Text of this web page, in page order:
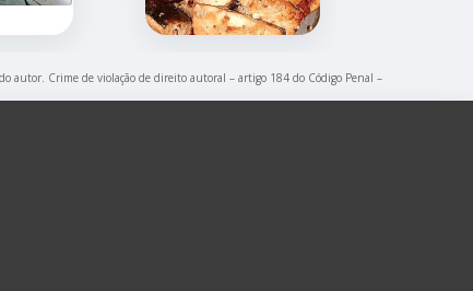
autor. Crime de violação de direito autoral – artigo 184 do Código Penal –